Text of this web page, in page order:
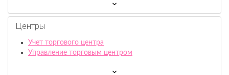
Центры
Учет торгового центра
Управление торговым центром